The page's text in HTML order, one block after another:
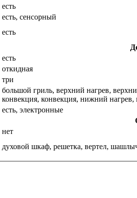
есть
есть, сенсорный
есть
есть
откидная
три
большой гриль, верхний нагрев,
конвекция, конвекция, нижний
есть, электронные
нет
духовой шкаф, решетка, вертел,